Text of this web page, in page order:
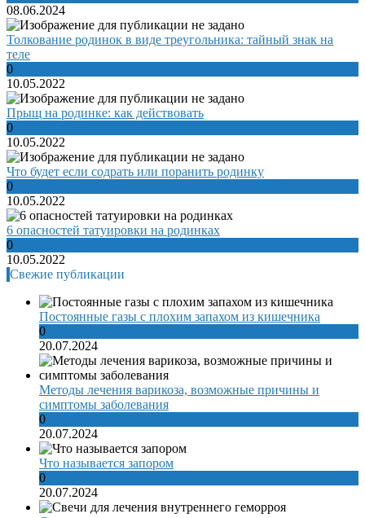
08.06.2024
Толкование родинок в виде треугольника: тайный знак на
теле
0
10.05.2022
Прыщ на родинке: как действовать
0
10.05.2022
Что будет если содрать или поранить родинку
0
10.05.2022
6 опасностей татуировки на родинках
0
10.05.2022
Свежие публикации
Постоянные газы с плохим запахом из кишечника
0
20.07.2024
Методы лечения варикоза, возможные причины и
симптомы заболевания
0
20.07.2024
Что называется запором
0
20.07.2024